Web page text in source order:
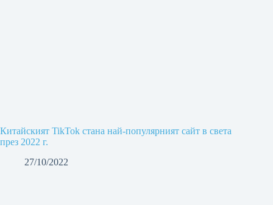
Китайският TikTok стана най-популярният сайт в света
през 2022 г.
27/10/2022